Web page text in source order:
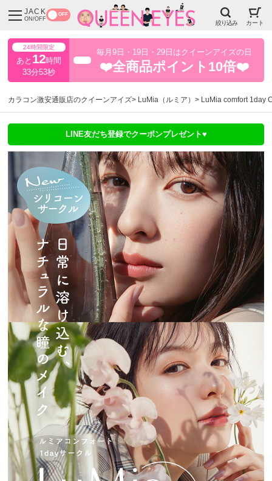
JACK
ON/OFF
OFF
絞り込み カート
24時間限定
あと 12時間
33分50秒
毎月9日・19日・29日はクイーンアイズの日
❤️全商品ポイント10倍❤️
カラコン激安通販店のクイーンアイズ LuMia（ルミア） LuMia comfort 1day
LINE友だち登録でクーポンプレゼント♥